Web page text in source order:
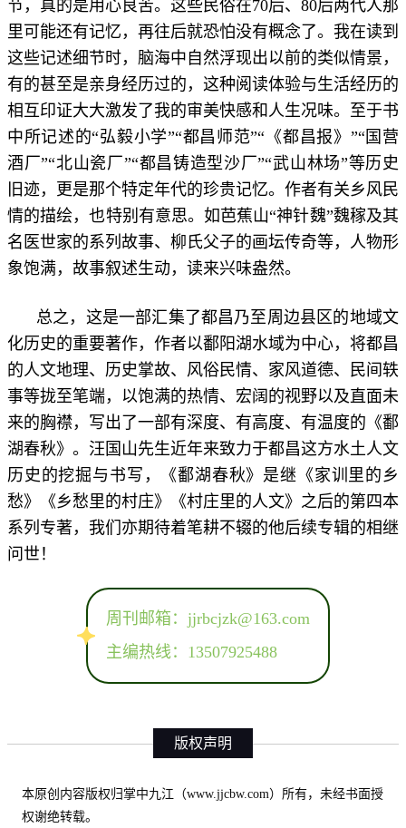
节，真的是用心良苦。这些民俗在70后、80后两代人那
里可能还有记忆，再往后就恐怕没有概念了。我在读到
这些记述细节时，脑海中自然浮现出以前的类似情景，
有的甚至是亲身经历过的，这种阅读体验与生活经历的
相互印证大大激发了我的审美快感和人生况味。至于书
中所记述的“弘毅小学”“都昌师范”“《都昌报》”“国营
酒厂”“北山瓷厂”“都昌铸造型沙厂”“武山林场”等历史
旧迹，更是那个特定年代的珍贵记忆。作者有关乡风民
情的描绘，也特别有意思。如芭蕉山“神针魏”魏稼及其
名医世家的系列故事、柳氏父子的画坛传奇等，人物形
象饱满，故事叙述生动，读来兴味盎然。
总之，这是一部汇集了都昌乃至周边县区的地域文
化历史的重要著作，作者以鄱阳湖水域为中心，将都昌
的人文地理、历史掌故、风俗民情、家风道德、民间轶
事等拢至笔端，以饱满的热情、宏阔的视野以及直面未
来的胸襟，写出了一部有深度、有高度、有温度的《鄱
湖春秋》。汪国山先生近年来致力于都昌这方水土人文
历史的挖掘与书写，《鄱湖春秋》是继《家训里的乡
愁》《乡愁里的村庄》《村庄里的人文》之后的第四本
系列专著，我们亦期待着笔耕不辍的他后续专辑的相继
问世！
周刊邮箱：jjrbcjzk@163.com
主编热线：13507925488
版权声明
本原创内容版权归掌中九江（www.jjcbw.com）所有，未经书面授
权谢绝转载。